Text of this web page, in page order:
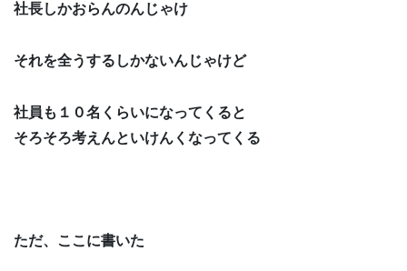
社長しかおらんのんじゃけ
それを全うするしかないんじゃけど
社員も１０名くらいになってくると
そろそろ考えんといけんくなってくる
ただ、ここに書いた